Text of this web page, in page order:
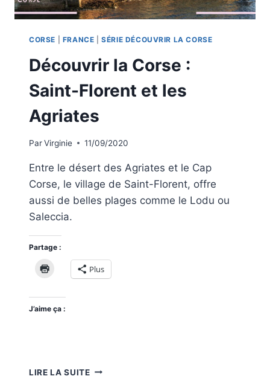
CORSE FRANCE |SÉRIE DÉCOUVRIR LA CORSE
Découvrir la Corse :
Saint-Florent et les
Agriates
ParVirginie 11/09/2020
Entre le désert des Agriates et le Cap
Corse, le village de Saint-Florent, offre
aussi de belles plages comme le Lodu ou
Saleccia.
Partage :
Plus
J’aime ça :
LIRE LA SUITEDÉCOUVRIR